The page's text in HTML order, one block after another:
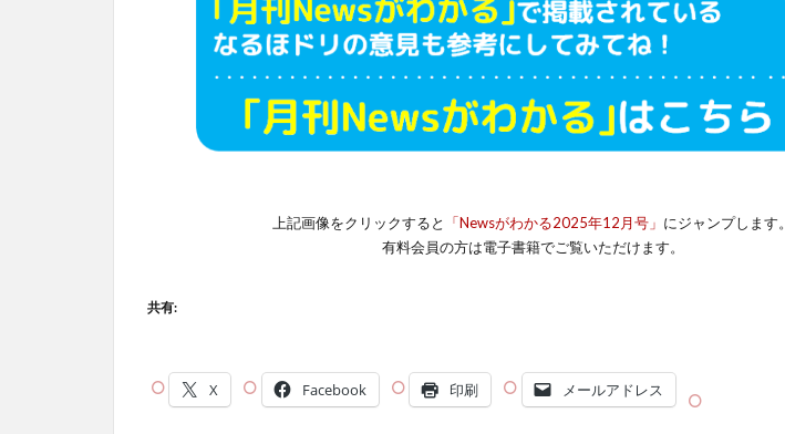
上記画像をクリックすると 「Newsがわかる2025年12月号」 にジャンプします。
有料会員の方は電子書籍でご覧いただけます。
共有:
X Facebook 印刷 メールアドレス